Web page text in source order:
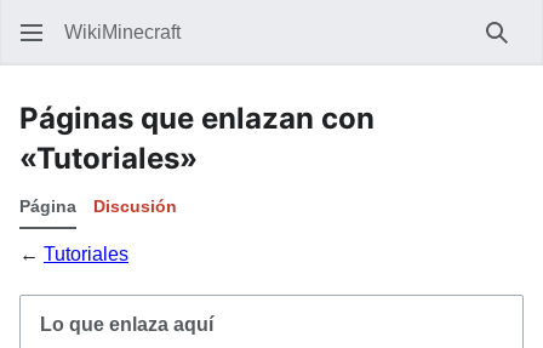
WikiMinecraft
Páginas que enlazan con
«Tutoriales»
Página Discusión
← Tutoriales
Lo que enlaza aquí